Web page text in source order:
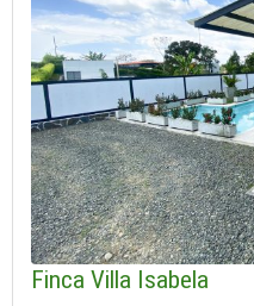
Finca Villa Isabela